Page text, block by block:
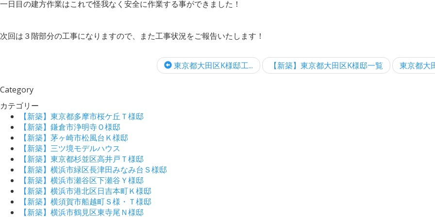
一日目の建方作業はこれで怪我なく安全に作業する事ができました！
次回は３階部分の工事になりますので、また工事状況をご報告いたします！
東京都大田区K様邸工... 【新築】東京都大田区K様邸一覧 東京都大
Category
カテゴリー
【新築】東京都多摩市桜ケ丘Ｔ様邸
【新築】鎌倉市浄明寺Ｏ様邸
【新築】茅ヶ崎市松風台Ｋ様邸
【新築】三ツ境モデルハウス
【新築】東京都杉並区高井戸Ｔ様邸
【新築】横浜市緑区長津田みなみ台Ｓ様邸
【新築】横浜市瀬谷区下瀬谷Ｙ様邸
【新築】横浜市港北区日吉本町Ｋ様邸
【新築】横須賀市船越町Ｓ様・Ｔ様邸
【新築】横浜市鶴見区東寺尾Ｎ様邸